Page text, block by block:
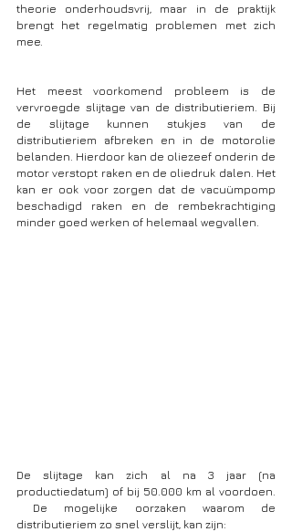
theorie onderhoudsvrij, maar in de praktijk
brengt het regelmatig problemen met zich
mee.
Het meest voorkomend probleem is de
vervroegde slijtage van de distributieriem. Bij
de slijtage kunnen stukjes van de
distributieriem afbreken en in de motorolie
belanden. Hierdoor kan de oliezeef onderin de
motor verstopt raken en de oliedruk dalen. Het
kan er ook voor zorgen dat de vacuümpomp
beschadigd raken en de rembekrachtiging
minder goed werken of helemaal wegvallen.
De slijtage kan zich al na 3 jaar (na
productiedatum) of bij 50.000 km al voordoen.
De mogelijke oorzaken waarom de
distributieriem zo snel verslijt, kan zijn: